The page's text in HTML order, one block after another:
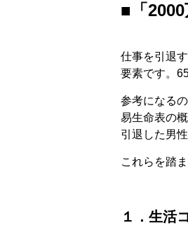
■「
仕事を引退
要素です。
参考になる
易生命表の
引退した男
これらを踏
１．生活